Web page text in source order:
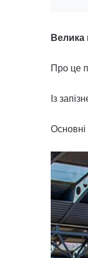
Велика
Про це
Із
Основні